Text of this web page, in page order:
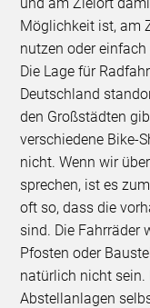
Möglichkeit ist, am
nutzen oder einfach
Die Lage für
Deutschland
den Großstädten
verschiedene Bike-
nicht. Wenn wir
sprechen, ist es
oft so, dass die
sind. Die Fahrräder
Pfosten oder
natürlich nicht sein.
Abstellanlagen